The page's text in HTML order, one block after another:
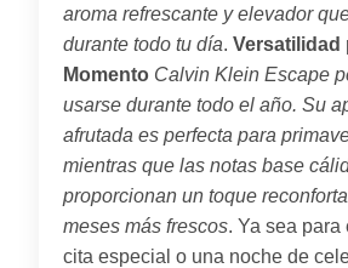
aroma refrescante y elevador
durante todo tu día. Versatilidad
Momento Calvin Klein Escape
usarse durante todo el año. Su
afrutada es perfecta para
mientras que las notas base
proporcionan un toque
meses más frescos. Ya sea para
cita especial o una noche de